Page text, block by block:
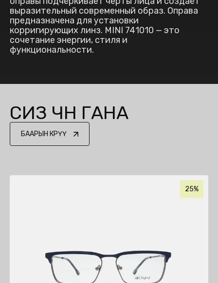
выразительный современный образ. Оправа
предназначена для установки
корригирующих линз. MINI 741010 — это
сочетание энергии, стиля и
функциональности.
СИЗ ҮЧҮН ГАНА
БААРЫН КӨРҮҮ
25%